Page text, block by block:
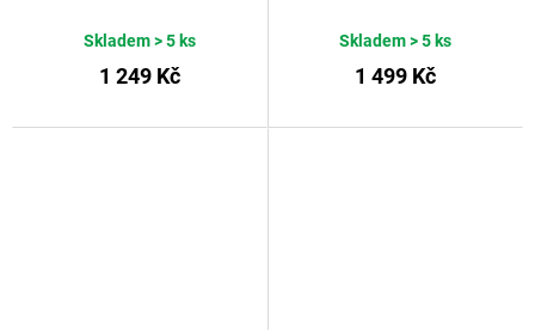
Skladem> 5 ks
1 249 Kč
Skladem> 5 ks
1 499 Kč